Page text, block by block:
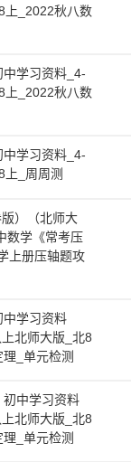
上_2022秋八数
学习资料_4-
上_2022秋八数
学习资料_4-
上_周周测
）（北师大
数学《常考压
上册压轴题攻
学习资料
北师大版_北8
_单元检测
中学习资料
北师大版_北8
_单元检测